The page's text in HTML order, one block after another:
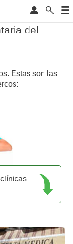
del
Estas son las